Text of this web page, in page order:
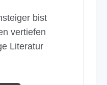
bist
vertiefen
Literatur